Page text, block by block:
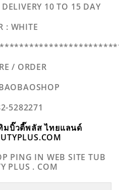
10 TO 15 DAY
: WHITE
/ ORDER
5282271
มบิ๊วตี๊พลัส ไทยแลนด์
PING IN WEB SITE TUB
PLUS . COM